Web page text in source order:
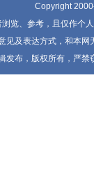
Copyright
览、参考，且仅作个
见及表达方式，和本
发布，版权所有，严